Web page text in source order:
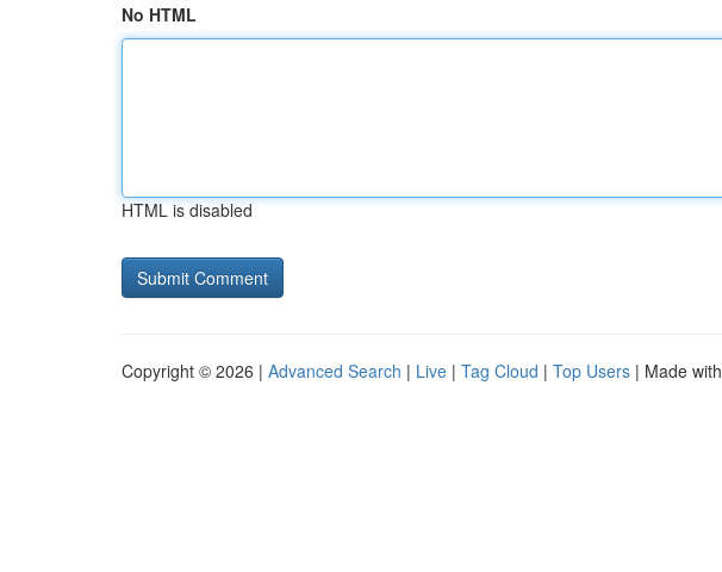
No HTML
HTML is disabled
Copyright © 2026 | Advanced Search | Live | Tag Cloud | Top Users | Made with